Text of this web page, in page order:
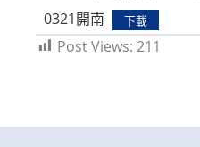
0321開南
下載
Post Views: 211